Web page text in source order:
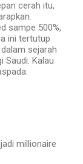
cerah itu,
sampe 500%,
ini tertutup
sejarah
Saudi. Kalau
millionaire